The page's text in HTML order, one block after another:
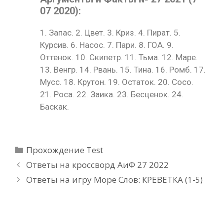
07 2020):
1. Запас. 2. Цвет. 3. Криз. 4. Пират. 5.
Курсив. 6. Насос. 7. Пари. 8. ГОА. 9.
Оттенок. 10. Скипетр. 11. Тьма. 12. Маре.
13. Венгр. 14. Рвань. 15. Тина. 16. Ромб. 17.
Мусс. 18. Крутон. 19. Остаток. 20. Сосо.
21. Роса. 22. Заика. 23. Бесценок. 24.
Баскак.
Рубрики
Прохождение Test
Ответы на кроссворд АиФ 27 2022
Ответы на игру Море Слов: КРЕВЕТКА (1-5)